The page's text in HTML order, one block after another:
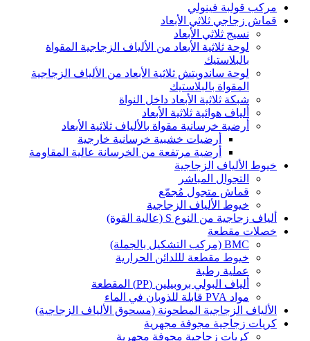
مركب قولبة فينولي
قماش زجاجي ثلاثي الأبعاد
نسيج ثلاثي الأبعاد
لوحة ثلاثية الأبعاد من الألياف الزجاجية المقواة
بالبلاستيك
لوحة ساندويتش ثلاثية الأبعاد من الألياف الزجاجية
المقواة بالبلاستيك
شبكة ثلاثية الأبعاد داخل النواة
ألياف هوائية ثلاثية الأبعاد
أرضية خرسانية مقواة بالألياف ثلاثية الأبعاد
أرضيات خشبية خرسانية خارجية
أرضية مرتفعة من الخرسانة عالية المقاومة
خيوط الألياف الزجاجية
التجوال المباشر
قماش متجول مُجمّع
خيوط الألياف الزجاجية
ألياف زجاجية من النوع S (عالية القوة)
خصلات مقطعة
BMC (مركب التشكيل بالجملة)
خيوط مقطعة لللدائن الحرارية
عملية رطبة
ألياف البولي بروبيلين (PP) المقطعة
مواد PVA قابلة للذوبان في الماء
الألياف الزجاجية المطحونة (مسحوق الألياف الزجاجية)
كريات زجاجية مجوفة مجهرية
كريات زجاجية مجوفة مجهرية